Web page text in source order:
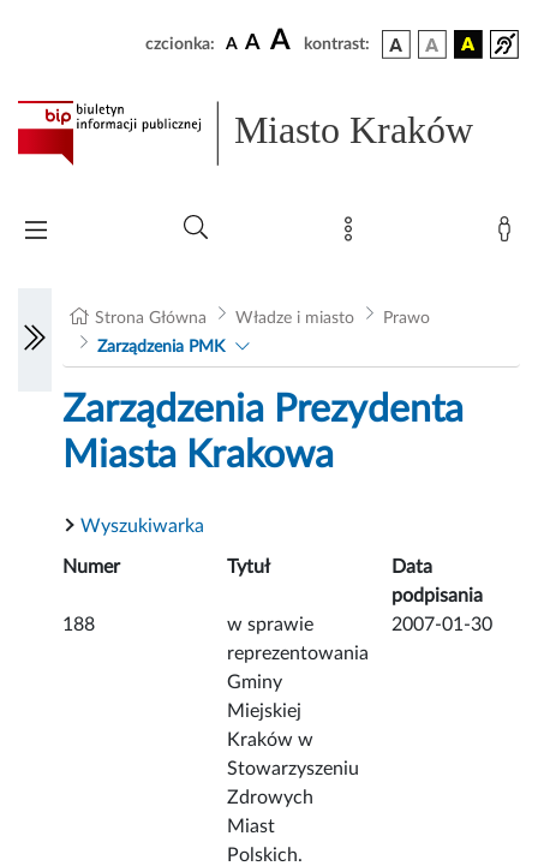
czcionka: A A A kontrast:
Miasto Kraków
Strona Główna Władze i miasto
Prawo
Zarządzenia PMK
Zarządzenia Prezydenta
Miasta Krakowa
Wyszukiwarka
Numer Tytuł
Data
podpisania
188
w sprawie
reprezentowania
Gminy
Miejskiej
Kraków w
Stowarzyszeniu
Zdrowych
Miast
Polskich.
2007-01-30